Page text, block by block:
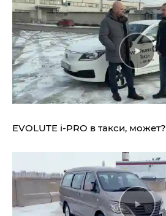
EVOLUTE i‑PRO в такси, может?